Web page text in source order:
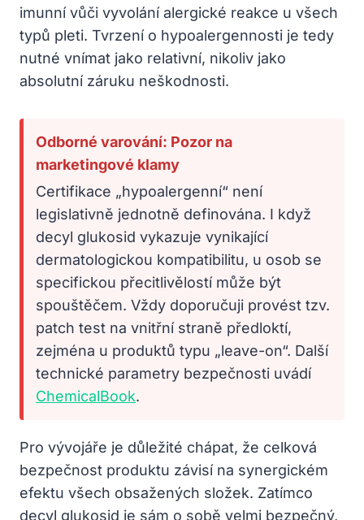
imunní vůči vyvolání alergické reakce u všech
typů pleti. Tvrzení o hypoalergennosti je tedy
nutné vnímat jako relativní, nikoliv jako
absolutní záruku neškodnosti.
Odborné varování: Pozor na
marketingové klamy
Certifikace „hypoalergenní“ není
legislativně jednotně definována. I když
decyl glukosid vykazuje vynikající
dermatologickou kompatibilitu, u osob se
specifickou přecitlivělostí může být
spouštěčem. Vždy doporučuji provést tzv.
patch test na vnitřní straně předloktí,
zejména u produktů typu „leave-on“. Další
technické parametry bezpečnosti uvádí
ChemicalBook.
Pro vývojáře je důležité chápat, že celková
bezpečnost produktu závisí na synergickém
efektu všech obsažených složek. Zatímco
decyl glukosid je sám o sobě velmi bezpečný,